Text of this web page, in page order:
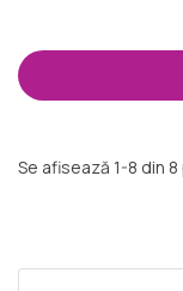
Se afisează 1-8 din